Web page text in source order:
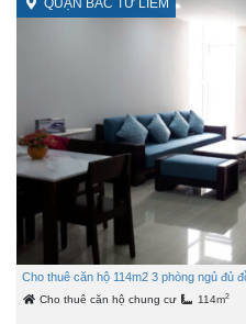
QUẬN BẮC TỪ LIÊM
Cho thuê căn hộ 114m2 3 phòng ngủ đủ
Cho thuê căn hộ chung cư 114m2